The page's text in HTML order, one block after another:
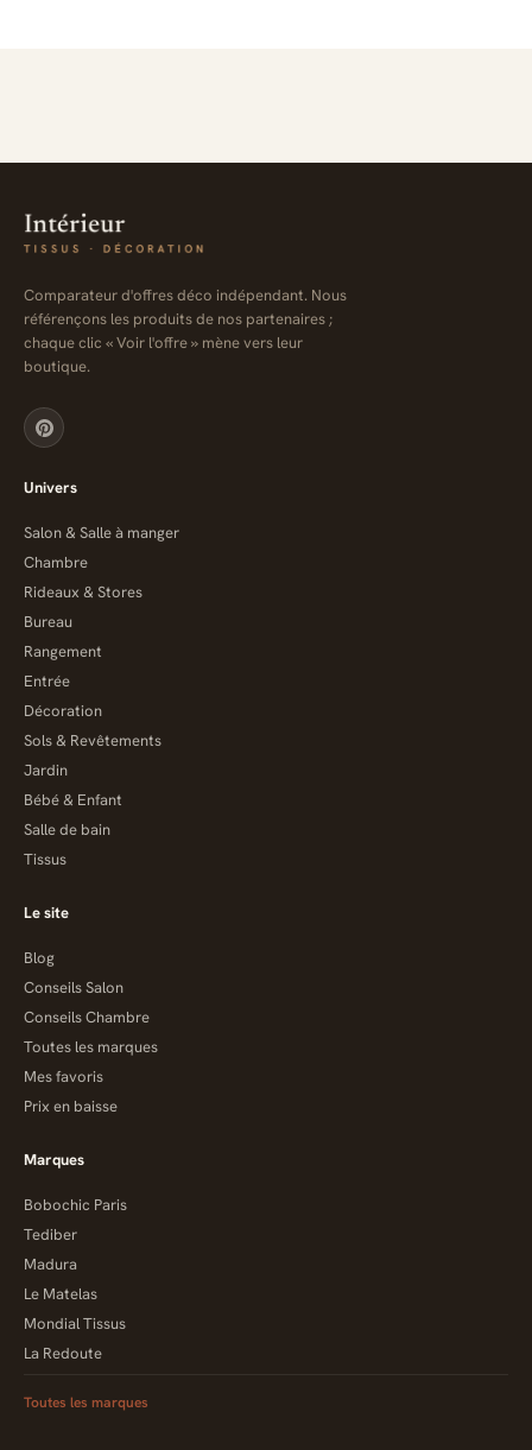
Comparateur d'offres déco indépendant. Nous
référençons les produits de nos partenaires ;
chaque clic « Voir l'offre » mène vers leur
boutique.
Univers
Salon & Salle à manger
Chambre
Rideaux & Stores
Bureau
Rangement
Entrée
Décoration
Sols & Revêtements
Jardin
Bébé & Enfant
Salle de bain
Tissus
Le site
Blog
Conseils Salon
Conseils Chambre
Toutes les marques
Mes favoris
Prix en baisse
Marques
Bobochic Paris
Tediber
Madura
Le Matelas
Mondial Tissus
La Redoute
Toutes les marques